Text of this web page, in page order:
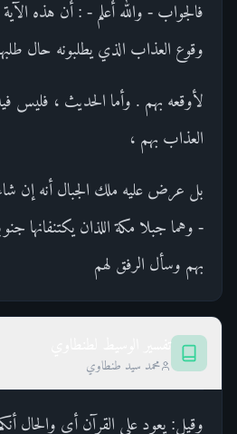
فالجواب - والله أعلم - : أن هذه
وقوع العذاب الذي يطلبونه حال
لأوقعه بهم . وأما الحديث ، فليس
العذاب بهم ،
بل عرض عليه ملك الجبال أنه إن
- وهما جبلا مكة اللذان يكتنفانها
بهم وسأل الرفق لهم
محمد سيد طنطاوي
وقيل: يعود على القرآن أى والحال